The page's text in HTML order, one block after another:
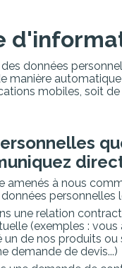
données
manière
mobiles, soit de
amenés à nous
personnelles
une relation
(exemples : vous
de nos produits ou
demande de devis...)